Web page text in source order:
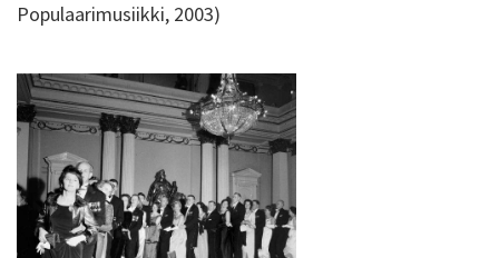
Populaarimusiikki, 2003)